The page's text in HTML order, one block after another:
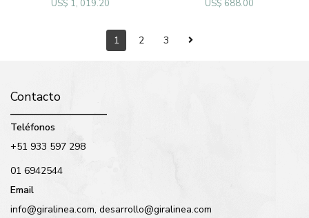
US$ 1, 019.20 US$ 688.00
1 2 3
Contacto
Teléfonos
+51 933 597 298
01 6942544
Email
info@giralinea.com, desarrollo@giralinea.com